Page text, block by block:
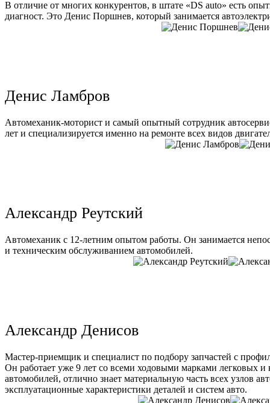
В отличие от многих конкурентов, в штате «DS auto» есть
диагност. Это Денис Поршнев, который занимается
Денис Ламбров
Автомеханик-моторист и самый опытный сотрудник
лет и специализируется именно на ремонте всех видов
Александр Реутский
Автомеханик с 12-летним опытом работы. Он занимается
и техническим обслуживанием автомобилей.
Александр Денисов
Мастер-приемщик и специалист по подбору запчастей с
Он работает уже 9 лет со всеми ходовыми марками легковых и
автомобилей, отлично знает материальную часть всех узлов
эксплуатационные характеристики деталей и систем авто.